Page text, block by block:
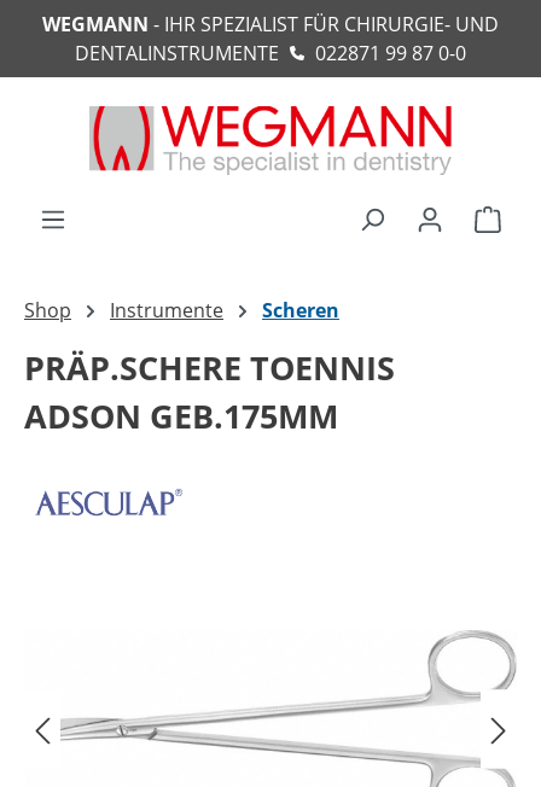
springen
WEGMANN - IHR SPEZIALIST FÜR CHIRURGIE- UND
DENTALINSTRUMENTE
022871 99 87 0-0
Shop Instrumente Scheren
PRÄP.SCHERE TOENNIS
ADSON GEB.175MM